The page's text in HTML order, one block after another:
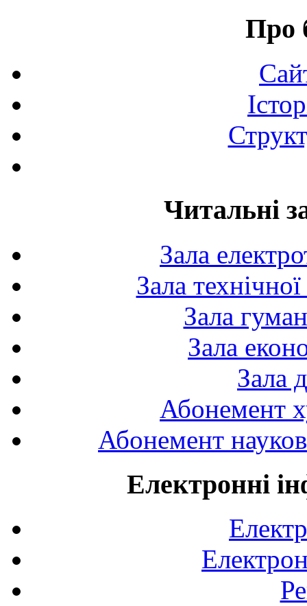
Про
Читальні
Зала
Зала
Зала
Зала
Зала
Абонемент
Абонемент
Електронні